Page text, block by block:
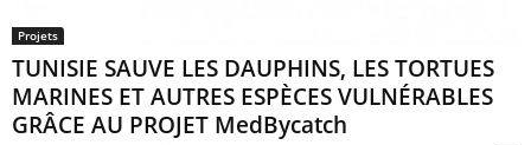
Projets
TUNISIE SAUVE LES DAUPHINS, LES TORTUES
MARINES ET AUTRES ESPÈCES VULNÉRABLES
GRÂCE AU PROJET MedBycatch